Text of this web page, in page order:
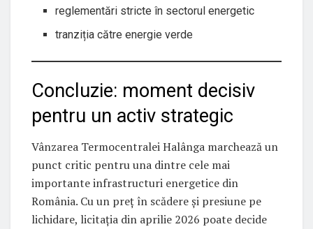
reglementări stricte în sectorul energetic
tranziția către energie verde
Concluzie: moment decisiv
pentru un activ strategic
Vânzarea Termocentralei Halânga marchează un
punct critic pentru una dintre cele mai
importante infrastructuri energetice din
România. Cu un preț în scădere și presiune pe
lichidare, licitația din aprilie 2026 poate decide